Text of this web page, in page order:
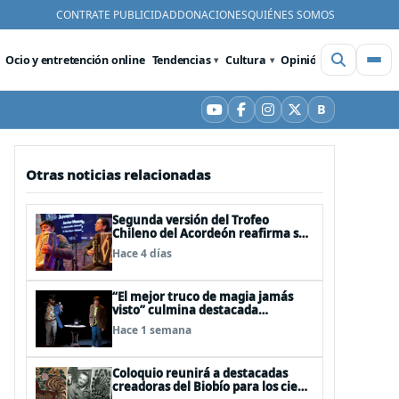
CONTRATE PUBLICIDADDONACIONESQUIÉNES SOMOS
Ocio y entretención online Tendencias Cultura Opinión Videos
YouTube
Facebook
Instagram
X BBluesky
Otras noticias relacionadas
Segunda versión del Trofeo
Chileno del Acordeón reafirma su
apuesta por la profesionalización
del instrumento en Chile
Hace 4 días
“El mejor truco de magia jamás
visto” culmina destacada
participación en el Festival Off
Avignon 2026
Hace 1 semana
Coloquio reunirá a destacadas
creadoras del Biobío para los cien